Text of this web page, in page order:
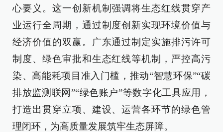
心要义。这一创新机制强调将生态红线贯穿产
业运行全周期，通过制度创新实现环境价值与
经济价值的双赢。广东通过制定实施排污许可
制度、绿色审批和生态红线等机制，严控高污
染、高能耗项目准入门槛，推动“智慧环保”“碳
排放监测联网”“绿色账户”等数字化工具应用，
打造出贯穿立项、建设、运营各环节的绿色管
理闭环，为高质量发展筑牢生态屏障。